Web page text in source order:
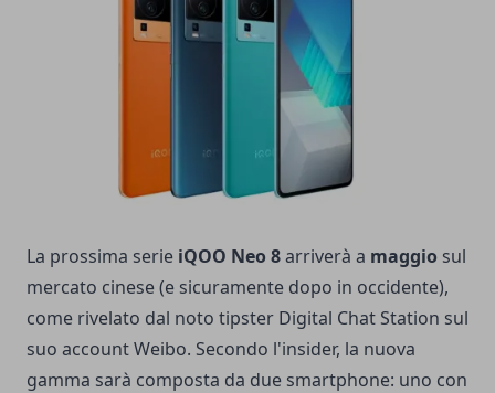
La prossima serie iQOO Neo 8arriverà a maggio sul
mercato cinese (e sicuramente dopo in occidente),
come rivelato dal noto tipster Digital Chat Station sul
suo account Weibo. Secondo l'insider, la nuova
gamma sarà composta da due smartphone: uno con